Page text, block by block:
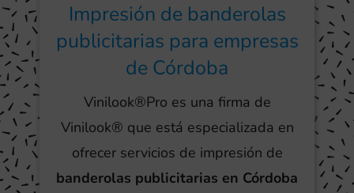
Impresión de banderolas
publicitarias para empresas
de Córdoba
Vinilook®Pro es una firma de
Vinilook® que está especializada en
ofrecer servicios de impresión de
banderolas publicitarias en Córdoba